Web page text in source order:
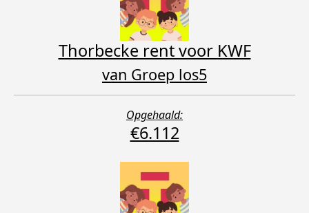
Thorbecke rent voor KWF
van Groep los5
Opgehaald:
€6.112